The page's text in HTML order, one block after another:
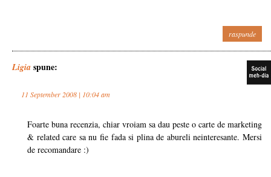
raspunde
Ligia spune:
11 September 2008 | 10:04 am
Foarte buna recenzia, chiar vroiam sa dau peste o carte de marketing
& related care sa nu fie fada si plina de abureli neinteresante. Mersi
de recomandare :)